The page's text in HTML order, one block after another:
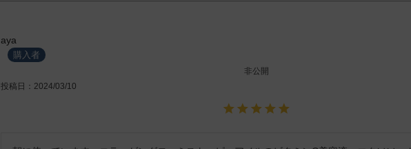
aya
購入者
非公開
投稿日
2024/03/10